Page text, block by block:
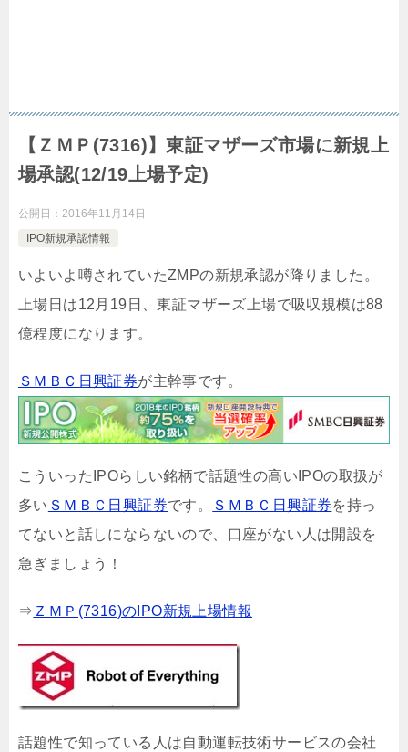
【ＺＭＰ(7316)】東証マザーズ市場に新規上
場承認(12/19上場予定)
公開日： 2016年11月14日
IPO新規承認情報
いよいよ噂されていたZMPの新規承認が降りました。
上場日は12月19日、東証マザーズ上場で吸収規模は88
億程度になります。
ＳＭＢＣ日興証券が主幹事です。
こういったIPOらしい銘柄で話題性の高いIPOの取扱が
多い ＳＭＢＣ日興証券です。 ＳＭＢＣ日興証券を持っ
てないと話しにならないので、口座がない人は開設を
急ぎましょう！
⇒ ＺＭＰ(7316)のIPO新規上場情報
話題性で知っている人は自動運転技術サービスの会社